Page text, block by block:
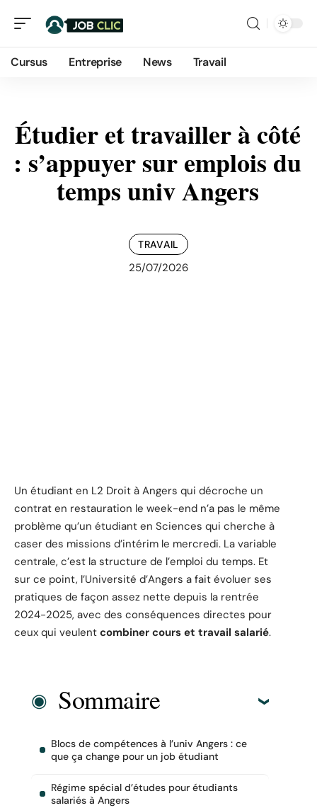
Cursus Entreprise News Travail
Étudier et travailler à côté
: s’appuyer sur emplois du
temps univ Angers
TRAVAIL
25/07/2026
Un étudiant en L2 Droit à Angers qui décroche un
contrat en restauration le week-end n’a pas le même
problème qu’un étudiant en Sciences qui cherche à
caser des missions d’intérim le mercredi. La variable
centrale, c’est la structure de l’emploi du temps. Et
sur ce point, l’Université d’Angers a fait évoluer ses
pratiques de façon assez nette depuis la rentrée
2024-2025, avec des conséquences directes pour
ceux qui veulent combiner cours et travail salarié.
Sommaire
Blocs de compétences à l’univ Angers : ce
que ça change pour un job étudiant
Régime spécial d’études pour étudiants
salariés à Angers